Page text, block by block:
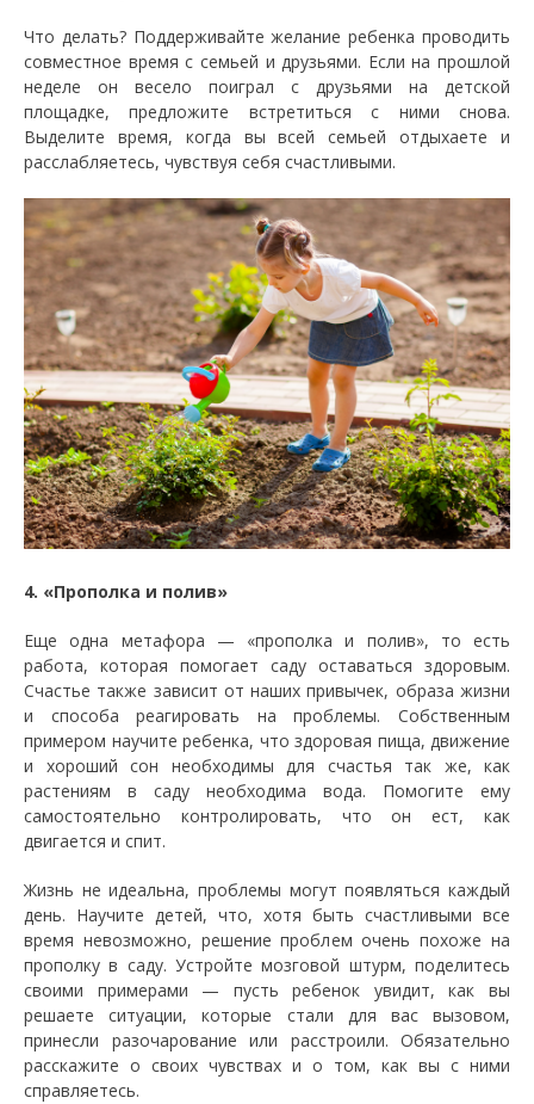
Что делать? Поддерживайте желание ребенка проводить
совместное время с семьей и друзьями. Если на прошлой
неделе он весело поиграл с друзьями на детской
площадке, предложите встретиться с ними снова.
Выделите время, когда вы всей семьей отдыхаете и
расслабляетесь, чувствуя себя счастливыми.
4. «Прополка и полив»
Еще одна метафора — «прополка и полив», то есть
работа, которая помогает саду оставаться здоровым.
Счастье также зависит от наших привычек, образа жизни
и способа реагировать на проблемы. Собственным
примером научите ребенка, что здоровая пища, движение
и хороший сон необходимы для счастья так же, как
растениям в саду необходима вода. Помогите ему
самостоятельно контролировать, что он ест, как
двигается и спит.
Жизнь не идеальна, проблемы могут появляться каждый
день. Научите детей, что, хотя быть счастливыми все
время невозможно, решение проблем очень похоже на
прополку в саду. Устройте мозговой штурм, поделитесь
своими примерами — пусть ребенок увидит, как вы
решаете ситуации, которые стали для вас вызовом,
принесли разочарование или расстроили. Обязательно
расскажите о своих чувствах и о том, как вы с ними
справляетесь.